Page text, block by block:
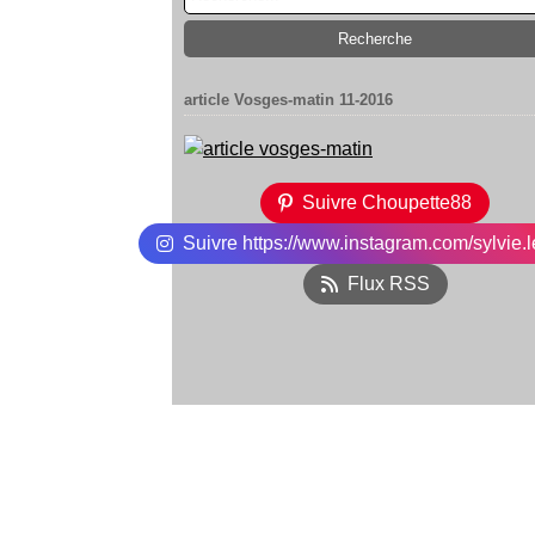
article Vosges-matin 11-2016
Suivre Choupette88
Suivre https://www.instagram.com/
Flux RSS